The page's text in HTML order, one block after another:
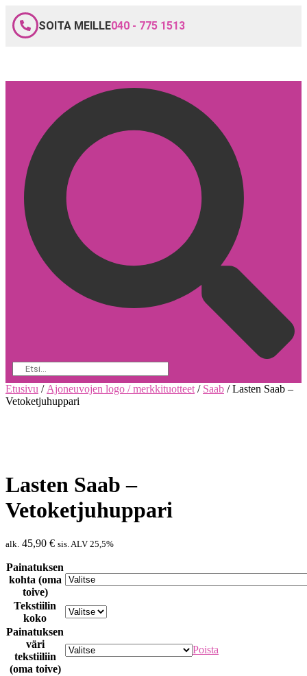
SOITA MEILLE040 - 775 1513
Etusivu / Ajoneuvojen logo / merkkituotteet / Saab / Lasten Saab –
Vetoketjuhuppari
Lasten Saab –
Vetoketjuhuppari
alk. 45,90 € sis. ALV 25,5%
Painatuksen
kohta (oma
toive)
Tekstiilin
koko
Painatuksen
väri
tekstiiliin
(oma toive)
Poista